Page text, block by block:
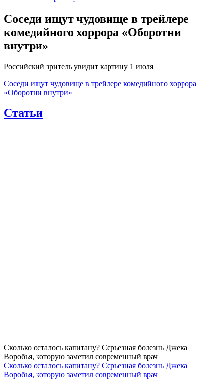
Соседи ищут чудовище в трейлере
комедийного хоррора «Оборотни
внутри»
Российский зритель увидит картину 1 июля
Соседи ищут чудовище в трейлере комедийного хоррора
«Оборотни внутри»
Статьи
Сколько осталось капитану? Серьезная болезнь Джека
Воробья, которую заметил современный врач
Сколько осталось капитану? Серьезная болезнь Джека
Воробья, которую заметил современный врач